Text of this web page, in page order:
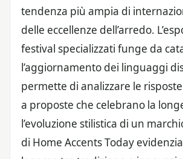
tendenza più ampia di
delle eccellenze dell’arredo.
festival specializzati funge da
l’aggiornamento dei linguaggi
permette di analizzare le
a proposte che celebrano la
l’evoluzione stilistica di un
di Home Accents Today